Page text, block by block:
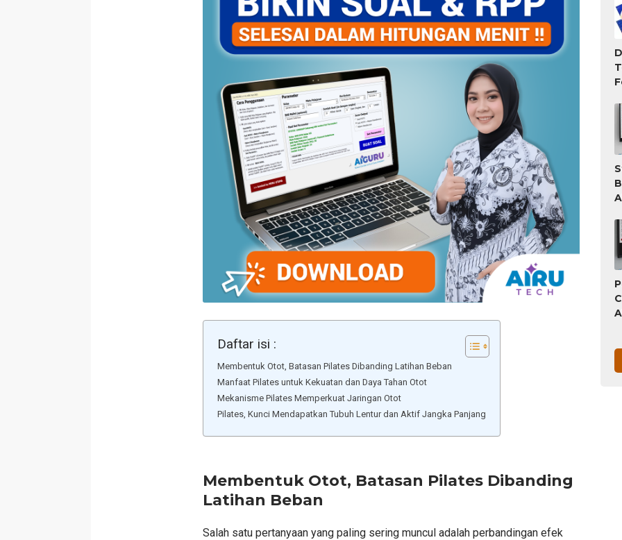
Daftar isi :
Membentuk Otot, Batasan Pilates Dibanding Latihan Beban
Manfaat Pilates untuk Kekuatan dan Daya Tahan Otot
Mekanisme Pilates Memperkuat Jaringan Otot
Pilates, Kunci Mendapatkan Tubuh Lentur dan Aktif Jangka Panjang
Membentuk Otot, Batasan Pilates Dibanding
Latihan Beban
Salah satu pertanyaan yang paling sering muncul adalah perbandingan efek